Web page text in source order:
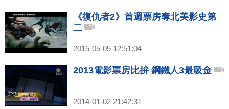
《復仇者2》首週票房奪北美影史第
二
2015-05-05 12:51:04
2013電影票房比拚 鋼鐵人3最吸金
2014-01-02 21:42:31